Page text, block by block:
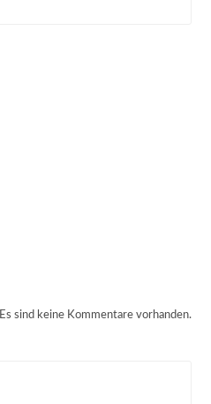
Es sind keine Kommentare vorhanden.